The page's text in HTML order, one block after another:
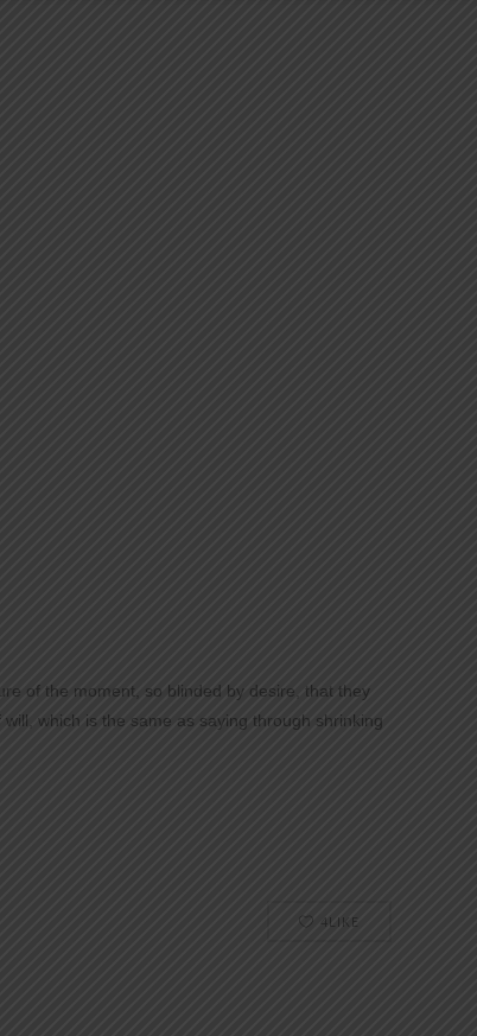
of the moment, so blinded by desire, that they
which is the same as saying through shrinking
4 LIKE